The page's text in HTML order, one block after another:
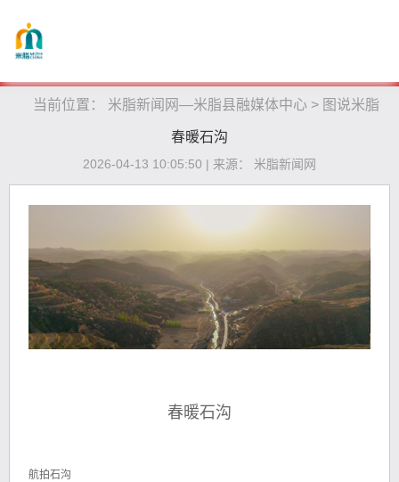
当前位置： 米脂新闻网—米脂县融媒体中心 > 图说米脂
春暖石沟
2026-04-13 10:05:50 | 来源： 米脂新闻网
春暖石沟
航拍石沟